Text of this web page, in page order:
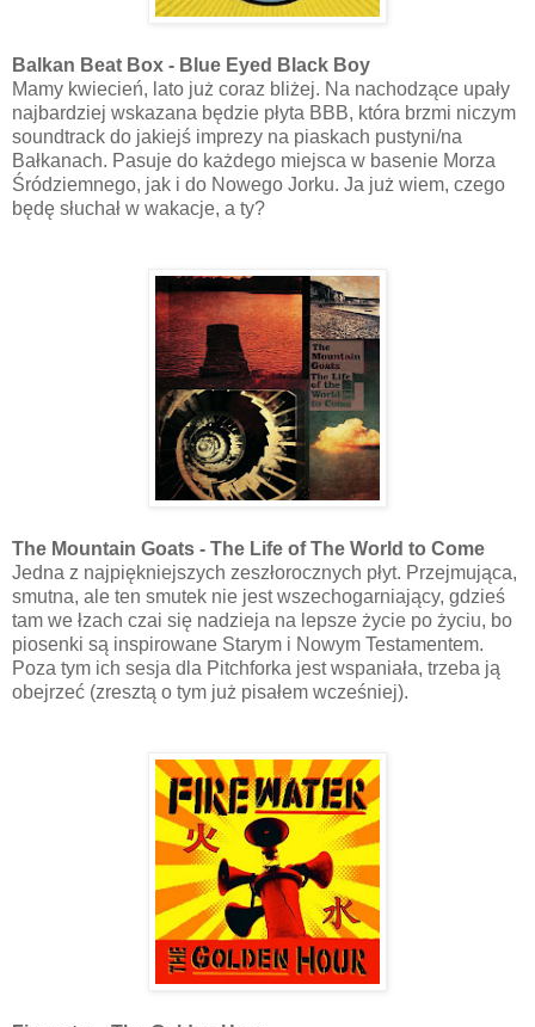
Balkan Beat Box - Blue Eyed Black Boy
Mamy kwiecień, lato już coraz bliżej. Na nachodzące upały
najbardziej wskazana będzie płyta BBB, która brzmi niczym
soundtrack do jakiejś imprezy na piaskach pustyni/na
Bałkanach. Pasuje do każdego miejsca w basenie Morza
Śródziemnego, jak i do Nowego Jorku. Ja już wiem, czego
będę słuchał w wakacje, a ty?
The Mountain Goats - The Life of The World to Come
Jedna z najpiękniejszych zeszłorocznych płyt. Przejmująca,
smutna, ale ten smutek nie jest wszechogarniający, gdzieś
tam we łzach czai się nadzieja na lepsze życie po życiu, bo
piosenki są inspirowane Starym i Nowym Testamentem.
Poza tym ich sesja dla Pitchforka jest wspaniała, trzeba ją
obejrzeć (zresztą o tym już pisałem wcześniej).